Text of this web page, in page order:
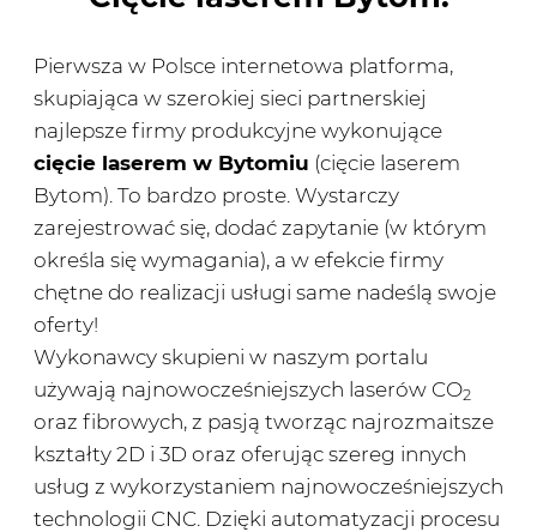
Pierwsza w Polsce internetowa platforma,
skupiająca w szerokiej sieci partnerskiej
najlepsze firmy produkcyjne wykonujące
cięcie laserem w Bytomiu (cięcie laserem
Bytom). To bardzo proste. Wystarczy
zarejestrować się, dodać zapytanie (w którym
określa się wymagania), a w efekcie firmy
chętne do realizacji usługi same nadeślą swoje
oferty!
Wykonawcy skupieni w naszym portalu
używają najnowocześniejszych laserów CO2
oraz fibrowych, z pasją tworząc najrozmaitsze
kształty 2D i 3D oraz oferując szereg innych
usług z wykorzystaniem najnowocześniejszych
technologii CNC. Dzięki automatyzacji procesu